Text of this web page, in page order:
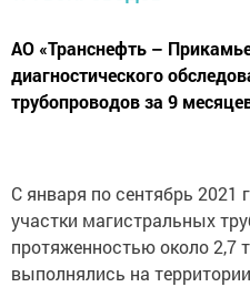
АО «Транснефть –
диагностического
трубопроводов за 9
С января по сентябрь 2021
участки магистральных
протяженностью около 2,7
выполнялись на